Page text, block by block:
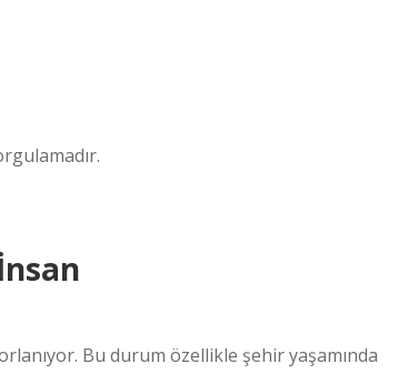
Bu durum özellikle şehir yaşamında